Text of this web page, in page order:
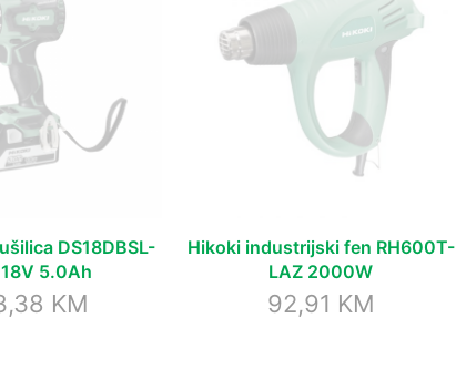
DS18DBSL-
5.0Ah
KM
Hikoki industrijski fen RH600T-
LAZ 2000W
92,91 KM